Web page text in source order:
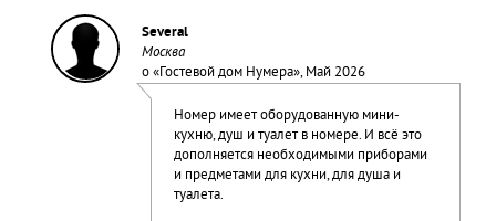
Several
Москва
о «Гостевой дом Нумера», Май 2026
Номер имеет оборудованную мини-
кухню, душ и туалет в номере. И всё это
дополняется необходимыми приборами
и предметами для кухни, для душа и
туалета.